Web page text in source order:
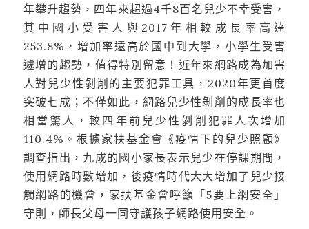
年攀升趨勢，四年來超過4千8百名兒少不幸受害，
其中國小受害人與2017年相較成長率高達
253.8%，增加率遠高於國中到大學，小學生受害
遽增的趨勢，值得特別留意！近年來網路成為加害
人對兒少性剝削的主要犯罪工具，2020年更首度
突破七成；不僅如此，網路兒少性剝削的成長率也
相當驚人，較四年前兒少性剝削犯罪人次增加
110.4%。根據家扶基金會《疫情下的兒少照顧》
調查指出，九成的國小家長表示兒少在停課期間，
使用網路時數增加，後疫情時代大大增加了兒少接
觸網路的機會，家扶基金會呼籲「5要上網安全」
守則，師長父母一同守護孩子網路使用安全。